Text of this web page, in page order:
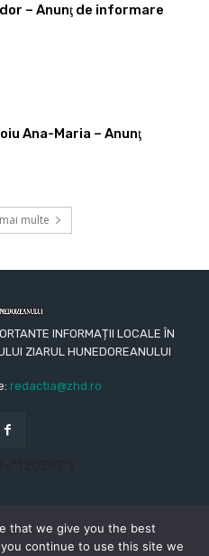
– Anunţ de informare
Ana-Maria – Anunţ
multe
INFORMAȚII LOCALE ÎN
ZIARUL HUNEDOREANULUI
redactia@zhd.ro
that we give you the best
continue to use this site we